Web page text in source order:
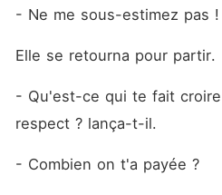
- Ne me sous-estimez pas
Elle se retourna pour partir.
- Qu'est-ce qui te fait
respect ? lança-t-il.
- Combien on t'a payée ?